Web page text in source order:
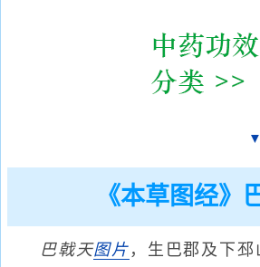
《本草图经》
巴戟天图片 ，生巴郡及下邳